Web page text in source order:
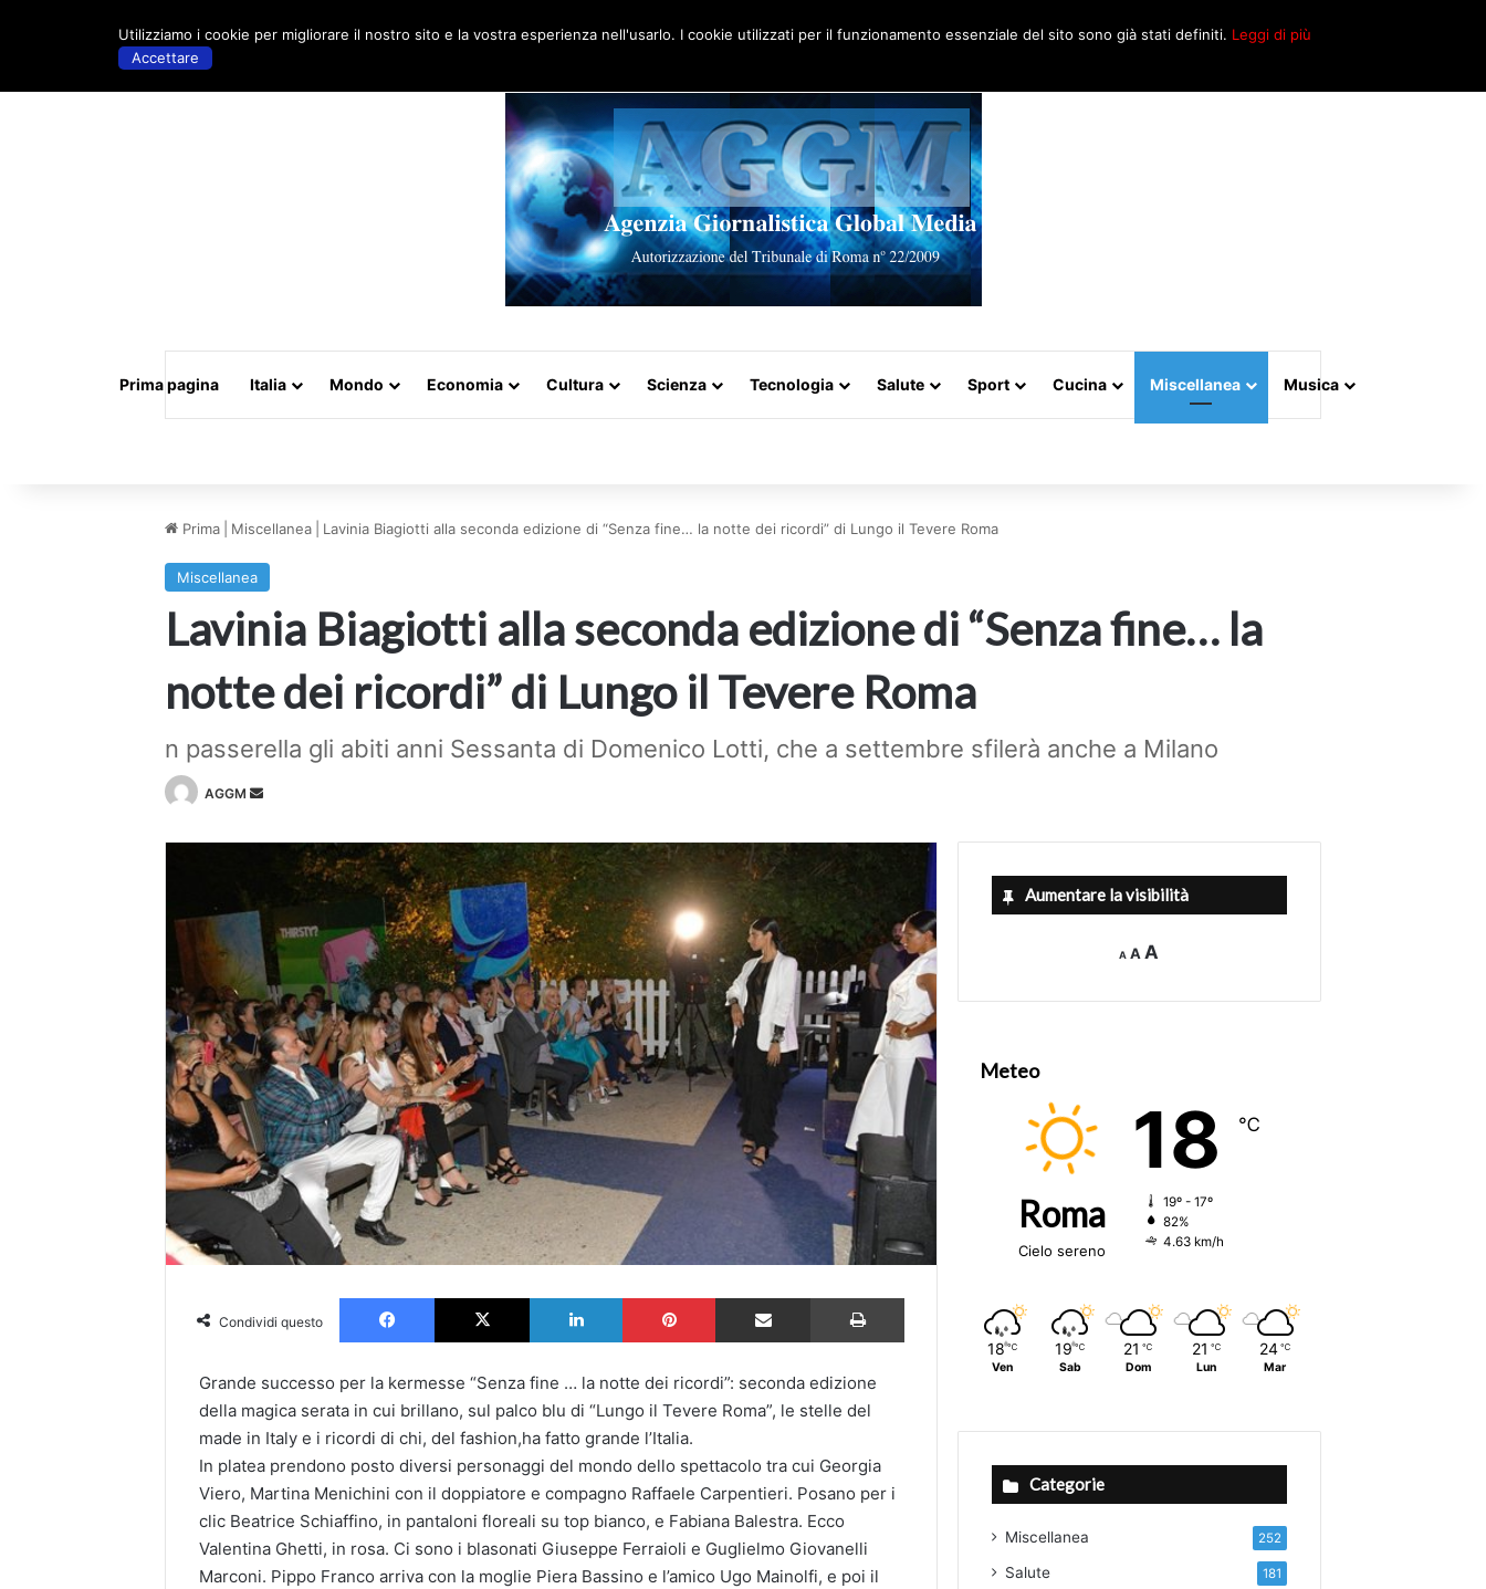
Artigo aleatório
Prima pagina Italia Mondo Economia Cultura Scienza Tecnologia Salute Sport Cucina Miscellanea Musica
Prima Miscellanea Lavinia Biagiotti alla seconda edizione di “Senza fine… la notte dei ricordi” di Lungo il Tevere Roma
Miscellanea
Lavinia Biagiotti alla seconda edizione di “Senza fine… la
notte dei ricordi” di Lungo il Tevere Roma
n passerella gli abiti anni Sessanta di Domenico Lotti, che a settembre sfilerà anche a Milano
AGGM
Invia
Condividi questo
Facebook X LinkedIn Pinterest Partilhar via Email Imprimir
Grande successo per la kermesse “Senza fine … la notte dei ricordi”: seconda edizione
della magica serata in cui brillano, sul palco blu di “Lungo il Tevere Roma”, le stelle del
made in Italy e i ricordi di chi, del fashion,ha fatto grande l’Italia.
In platea prendono posto diversi personaggi del mondo dello spettacolo tra cui Georgia
Viero, Martina Menichini con il doppiatore e compagno Raffaele Carpentieri. Posano per i
clic Beatrice Schiaffino, in pantaloni floreali su top bianco, e Fabiana Balestra. Ecco
Valentina Ghetti, in rosa. Ci sono i blasonati Giuseppe Ferraioli e Guglielmo Giovanelli
Marconi. Pippo Franco arriva con la moglie Piera Bassino e l’amico Ugo Mainolfi, e poi il
Aumentare la visibilità
A
Decrease
font
A Reset
size.
A
Meteo
Roma
Cielo sereno
18 ℃
19º - 17º
82%
4.63 km/h
18 ℃
Ven
19 ℃
Sab
21 ℃
Dom
21 ℃
Lun
24 ℃
Mar
Categorie
Miscellanea 252
Salute 181
Utilizziamo i cookie per migliorare il nostro sito e la vostra esperienza nell'usarlo. I cookie utilizzati per il funzionamento essenziale del sito sono già stati definiti. Leggi di più
Accettare